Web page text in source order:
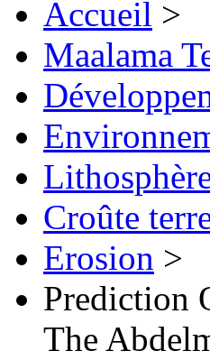
Accueil >
Maalama
Croûte
Erosion >
Prediction
The